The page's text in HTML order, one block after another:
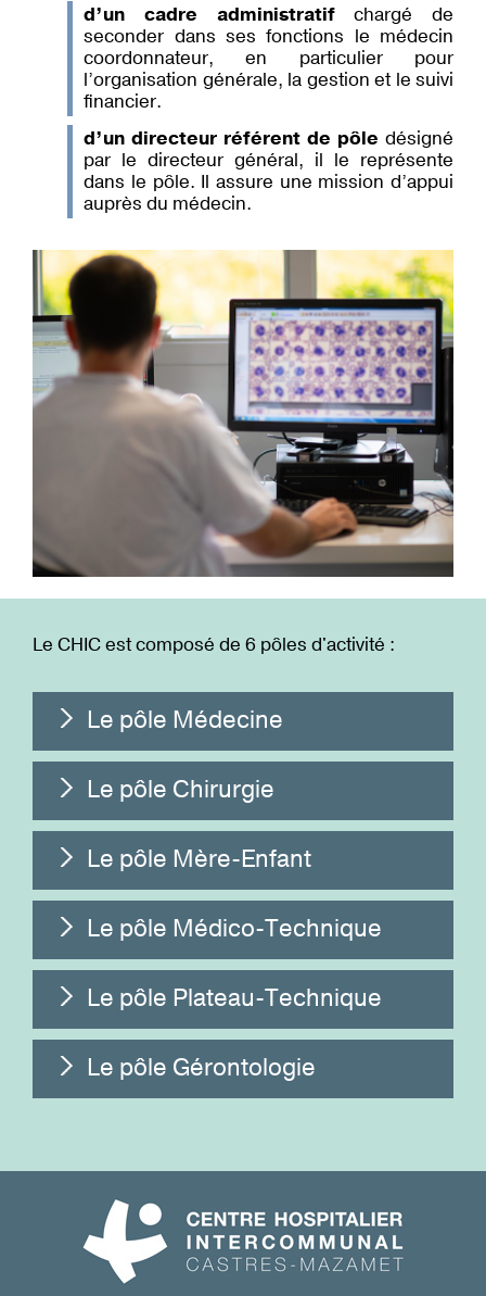
d’un cadre administratifchargé de
seconder dans ses fonctions le médecin
coordonnateur, en particulier pour
l’organisation générale, la gestion et le suivi
financier.
d’un directeur référent de pôle désigné
par le directeur général, il le représente
dans le pôle. Il assure une mission d’appui
auprès du médecin.
Le CHIC est composé de 6 pôles d'activité :
Le pôle Médecine
Le pôle Chirurgie
Le pôle Mère-Enfant
Le pôle Médico-Technique
Le pôle Plateau-Technique
Le pôle Gérontologie